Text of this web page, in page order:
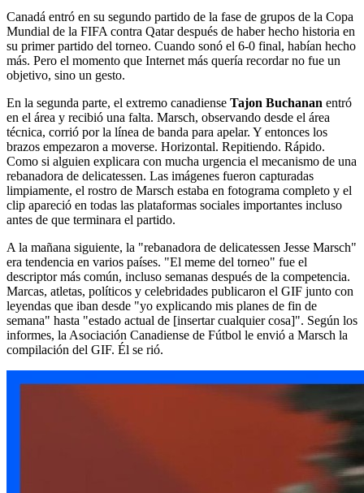
Canadá entró en su segundo partido de la fase de grupos de la Copa
Mundial de la FIFA contra Qatar después de haber hecho historia en
su primer partido del torneo. Cuando sonó el 6-0 final, habían hecho
más. Pero el momento que Internet más quería recordar no fue un
objetivo, sino un gesto.
En la segunda parte, el extremo canadiense Tajon Buchanan entró
en el área y recibió una falta. Marsch, observando desde el área
técnica, corrió por la línea de banda para apelar. Y entonces los
brazos empezaron a moverse. Horizontal. Repitiendo. Rápido.
Como si alguien explicara con mucha urgencia el mecanismo de una
rebanadora de delicatessen. Las imágenes fueron capturadas
limpiamente, el rostro de Marsch estaba en fotograma completo y el
clip apareció en todas las plataformas sociales importantes incluso
antes de que terminara el partido.
A la mañana siguiente, la "rebanadora de delicatessen Jesse Marsch"
era tendencia en varios países. "El meme del torneo" fue el
descriptor más común, incluso semanas después de la competencia.
Marcas, atletas, políticos y celebridades publicaron el GIF junto con
leyendas que iban desde "yo explicando mis planes de fin de
semana" hasta "estado actual de [insertar cualquier cosa]". Según los
informes, la Asociación Canadiense de Fútbol le envió a Marsch la
compilación del GIF. Él se rió.